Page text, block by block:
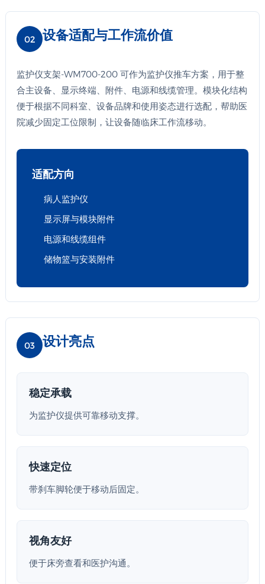
02 设备适配与工作流价值
监护仪支架-WM700-200 可作为监护仪推车方案，用于整
合主设备、显示终端、附件、电源和线缆管理。模块化结构
便于根据不同科室、设备品牌和使用姿态进行选配，帮助医
院减少固定工位限制，让设备随临床工作流移动。
适配方向
病人监护仪
显示屏与模块附件
电源和线缆组件
储物篮与安装附件
03 设计亮点
稳定承载
为监护仪提供可靠移动支撑。
快速定位
带刹车脚轮便于移动后固定。
视角友好
便于床旁查看和医护沟通。